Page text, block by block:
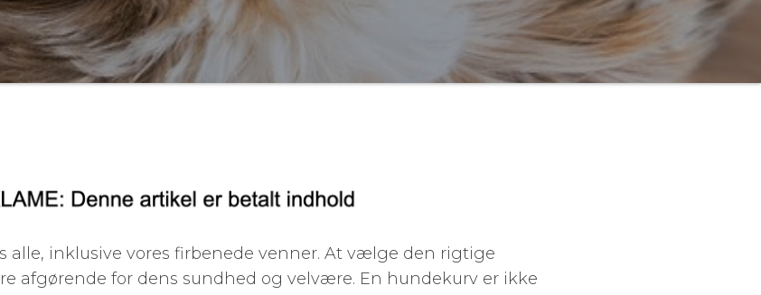
alle, inklusive vores firbenede venner. At vælge den rigtige
afgørende for dens sundhed og velvære. En hundekurv er ikke